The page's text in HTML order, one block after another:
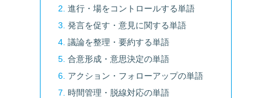
進行・場をコントロールする単語
発言を促す・意見に関する単語
議論を整理・要約する単語
合意形成・意思決定の単語
アクション・フォローアップの単語
時間管理・脱線対応の単語